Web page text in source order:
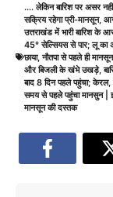
.... लेकिन बारिश पर असर नहीं
सक्रिय रहेगा प्री-मानसून,
उत्तराखंड में भारी बारिश के
45° सेल्सियस से पार; लू का
छाया,नौतपा से पहले ही
और बिजली के खंभे उखड़े,
बाद 8 दिन पहले पहुंचा; केरल,
समय से पहले पहुंचा मानसुन |
मानसून की दस्तक